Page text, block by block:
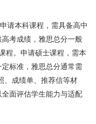
请本科课程，需具备高中
考成绩，雅思总分一般
程。申请硕士课程，需本
标准，雅思总分通常需
、成绩单、推荐信等材
面评估学生能力与适配